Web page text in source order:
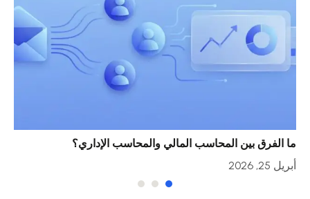
ما الفرق بين المحاسب المالي والمحاسب الإداري؟
أبريل 25, 2026